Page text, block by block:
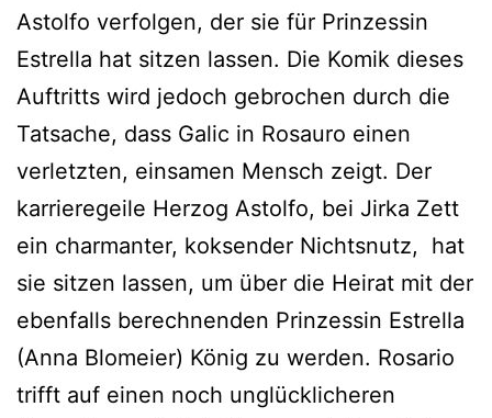
Astolfo verfolgen, der sie für Prinzessin
Estrella hat sitzen lassen. Die Komik dieses
Auftritts wird jedoch gebrochen durch die
Tatsache, dass Galic in Rosauro einen
verletzten, einsamen Mensch zeigt. Der
karrieregeile Herzog Astolfo, bei Jirka Zett
ein charmanter, koksender Nichtsnutz, hat
sie sitzen lassen, um über die Heirat mit der
ebenfalls berechnenden Prinzessin Estrella
(Anna Blomeier) König zu werden. Rosario
trifft auf einen noch unglücklicheren